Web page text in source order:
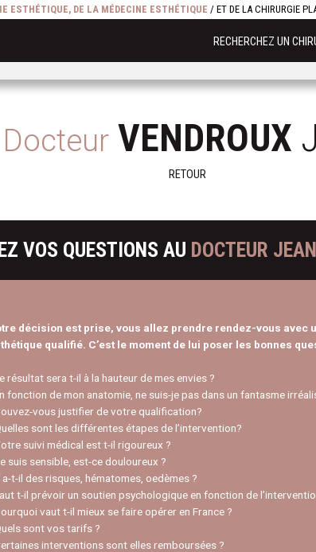
ESTHÉTIQUE, DE LA MÉDECINE ESTHÉTIQUE / ET DE LA CHIRURGIE
RECHERCHEZ UN
Docteur VENDROUX
RETOUR
VOS QUESTIONS AU DOCTEUR
décision est prise, vous allez prendre rendez-vous avec
qualifié. C’est le moment de lui poser les bonnes
résultat sera t-il à la hauteur de mes envies ?
fonction de mon anatomie, ne suis-je pas dans un fantasme
vous justifier de votre qualification?
sont les différentes étapes de l’intervention?
suivi médical est t-il rigoureux ?
suis sensible, est-ce douloureux ?
a-t-il des risques, hématomes, oedèmes ?
t-il prévoir un soutien psychologique en fonction de
vaut t-il mieux se faire opérer en France ?
sont vos tarifs ?
interventions sont elles remboursées ?